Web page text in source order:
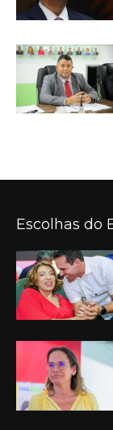
Escolhas do